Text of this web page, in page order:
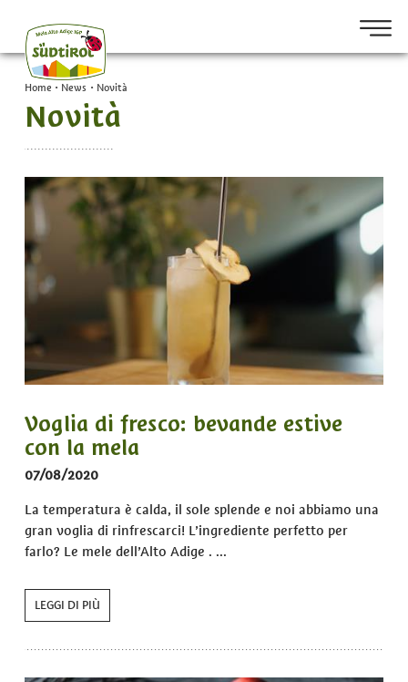
Home • News • Novità
Novità
Voglia di fresco: bevande estive
con la mela
07/08/2020
La temperatura è calda, il sole splende e noi abbiamo una
gran voglia di rinfrescarci! L’ingrediente perfetto per
farlo? Le mele dell’Alto Adige . ...
LEGGI DI PIÙ